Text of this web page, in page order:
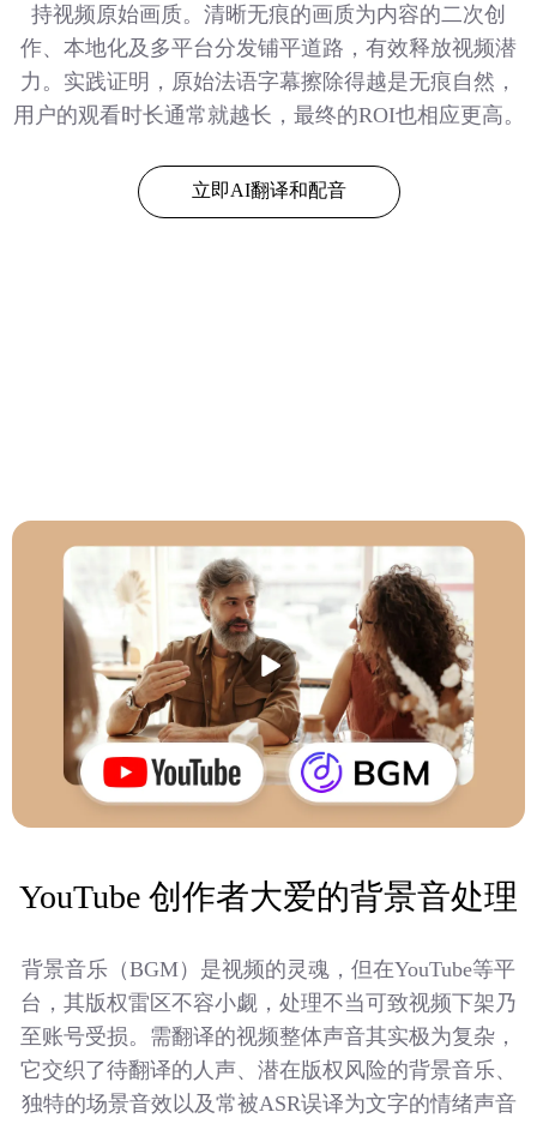
持视频原始画质。清晰无痕的画质为内容的二次创
作、本地化及多平台分发铺平道路，有效释放视频潜
力。实践证明，原始法语字幕擦除得越是无痕自然，
用户的观看时长通常就越长，最终的ROI也相应更高。
立即AI翻译和配音
YouTube 创作者大爱的背景音处理
背景音乐（BGM）是视频的灵魂，但在YouTube等平
台，其版权雷区不容小觑，处理不当可致视频下架乃
至账号受损。需翻译的视频整体声音其实极为复杂，
它交织了待翻译的人声、潜在版权风险的背景音乐、
独特的场景音效以及常被ASR误译为文字的情绪声音